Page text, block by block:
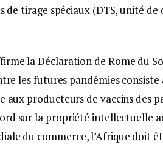
de tirage spéciaux (DTS, unité
la Déclaration de Rome du
les futures pandémies
aux producteurs de vaccins des
sur la propriété intellectuelle
du commerce, l’Afrique doit